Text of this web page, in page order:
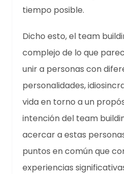
tiempo posible.
Dicho esto, el team
complejo de lo que
unir a personas con
personalidades,
vida en torno a un
intención del team
acercar a estas
puntos en común que
experiencias